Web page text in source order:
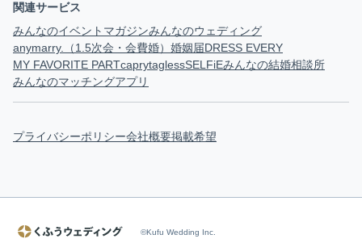
関連サービス
みんなのイベントマガジンみんなのウェディング
anymarry.（1.5次会・会費婚） 婚姻届DRESS EVERY
MY FAVORITE PARTcaprytaglessSELFiEみんなの結婚相談所
みんなのマッチングアプリ
プライバシーポリシー会社概要掲載希望
©Kufu Wedding Inc.